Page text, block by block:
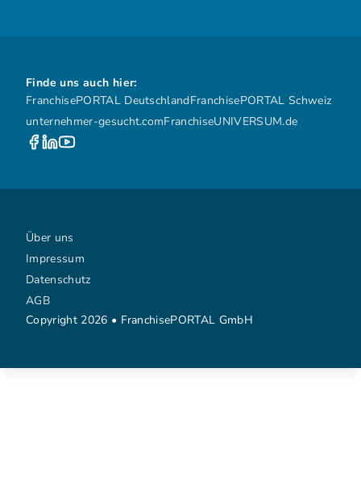
Finde uns auch hier:
FranchisePORTAL DeutschlandFranchisePORTAL Schweiz
unternehmer-gesucht.comFranchiseUNIVERSUM.de
Copyright 2026 • FranchisePORTAL GmbH
Über uns
Impressum
Datenschutz
AGB